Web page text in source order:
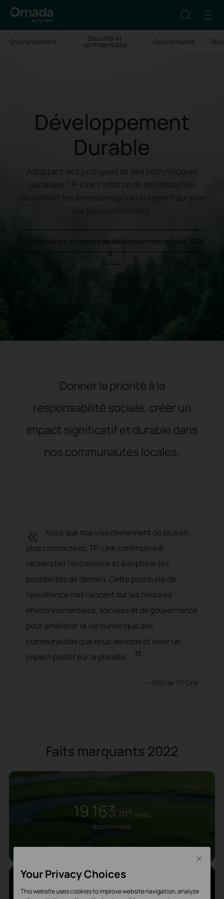
Environnement Sécurité et
confidentialité Gouvernance
Développement
Durable
Adoptant des pratiques et des technologies
durables, TP-Link s'efforce de minimiser les
déchets et les émissions pour un impact durable
sur l'environnement.
Télécharger le rapport de développement durable 2024
Donner la priorité à la
responsabilité sociale, créer un
impact significatif et durable dans
nos communautés locales.
Alors que nos vies deviennent de plus en
plus connectées, TP-Link continuera à
rechercher l'excellence et à explorer les
possibilités de demain. Cette poursuite de
l'excellence met l'accent sur les mesures
environnementales, sociales et de gouvernance
pour améliorer la vie numérique des
communautés que nous servons et avoir un
impact positif sur la planète.
— PDG de TP-Link
Faits marquants 2022
19 163 m³ d'eau
économisée
Your Privacy Choices
This website uses cookies to improve website navigation, analyze
Close